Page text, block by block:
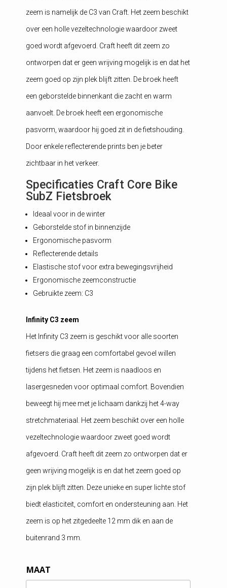
zeem is namelijk de C3 van Craft. Het zeem beschikt
over een holle vezeltechnologie waardoor zweet
goed wordt afgevoerd. Craft heeft dit zeem zo
ontworpen dat er geen wrijving mogelijk is en dat het
zeem goed op zijn plek blijft zitten. De broek heeft
een geborstelde binnenkant die zacht en warm
aanvoelt. De broek heeft een ergonomische
pasvorm, waardoor hij goed zit in de fietshouding.
Door enkele reflecterende prints ben je beter
zichtbaar in het verkeer.
Specificaties Craft Core Bike
SubZ Fietsbroek
Ideaal voor in de winter
Geborstelde stof in binnenzijde
Ergonomische pasvorm
Reflecterende details
Elastische stof voor extra bewegingsvrijheid
Ergonomische zeemconstructie
Gebruikte zeem: C3
Infinity C3 zeem
Het Infinity C3 zeem is geschikt voor alle soorten
fietsers die graag een comfortabel gevoel willen
tijdens het fietsen. Het zeem is naadloos en
lasergesneden voor optimaal comfort. Bovendien
beweegt hij mee met je lichaam dankzij het 4-way
stretchmateriaal. Het zeem beschikt over een holle
vezeltechnologie waardoor zweet goed wordt
afgevoerd. Craft heeft dit zeem zo ontworpen dat er
geen wrijving mogelijk is en dat het zeem goed op
zijn plek blijft zitten. Deze unieke en super lichte stof
biedt elasticiteit, comfort en ondersteuning aan. Het
zeem is op het zitgedeelte 12 mm dik en aan de
buitenrand 3 mm.
MAAT